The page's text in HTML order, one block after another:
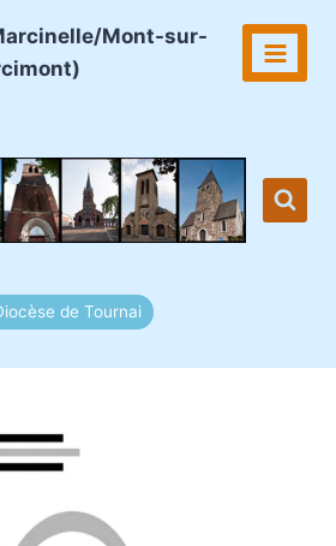
Mont-sur-
de Tournai